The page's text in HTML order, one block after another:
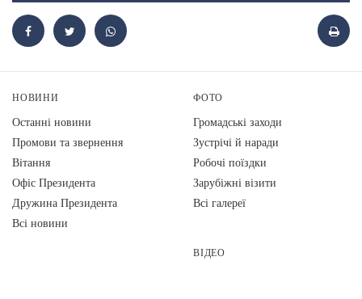
НОВИНИ
Останні новини
Промови та звернення
Вiтання
Офіс Президента
Дружина Президента
Всі новини
ФОТО
Громадські заходи
Зустрічі й наради
Робочі поїздки
Зарубіжні візити
Всі галереї
ВІДЕО